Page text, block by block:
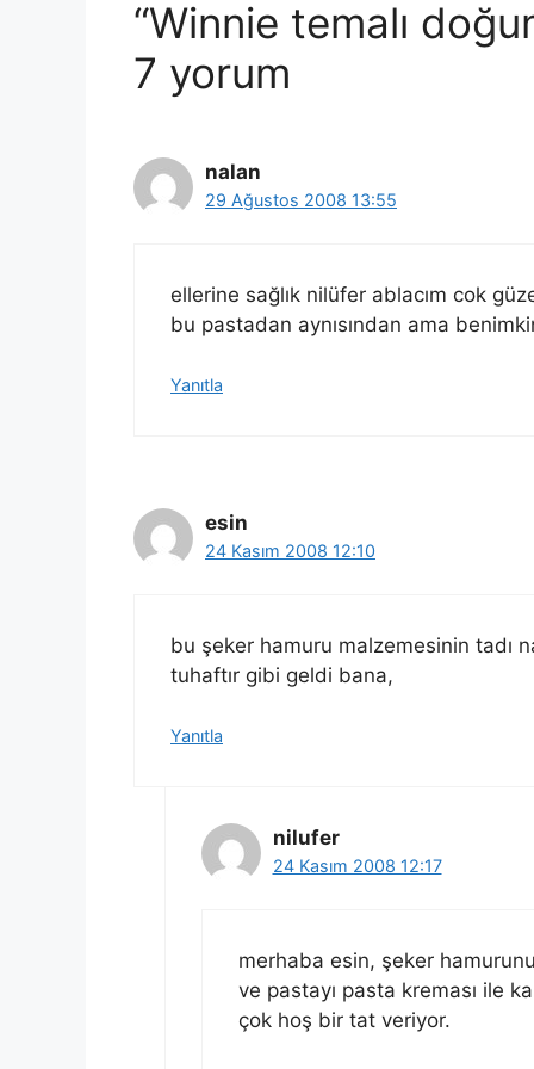
“Winnie temalı
7 yorum
nalan
29 Ağustos 2008 13:55
ellerine sağlık nilüfer ablacım cok
bu pastadan aynısından ama
Yanıtla
esin
24 Kasım 2008 12:10
bu şeker hamuru malzemesinin tadı
tuhaftır gibi geldi bana,
Yanıtla
nilufer
24 Kasım 2008 12:17
merhaba esin, şeker
ve pastayı pasta kreması ile
çok hoş bir tat veriyor.